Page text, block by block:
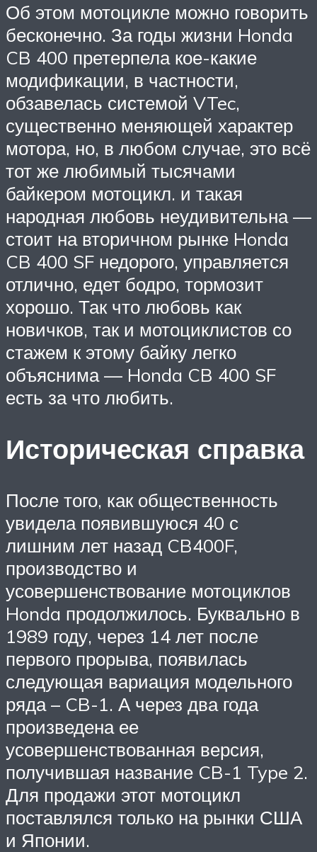
Об этом мотоцикле можно говорить
бесконечно. За годы жизни Honda
CB 400 претерпела кое-какие
модификации, в частности,
обзавелась системой VTec,
существенно меняющей характер
мотора, но, в любом случае, это всё
тот же любимый тысячами
байкером мотоцикл. и такая
народная любовь неудивительна —
стоит на вторичном рынке Honda
CB 400 SF недорого, управляется
отлично, едет бодро, тормозит
хорошо. Так что любовь как
новичков, так и мотоциклистов со
стажем к этому байку легко
объяснима — Honda CB 400 SF
есть за что любить.
Историческая справка
После того, как общественность
увидела появившуюся 40 с
лишним лет назад CB400F,
производство и
усовершенствование мотоциклов
Honda продолжилось. Буквально в
1989 году, через 14 лет после
первого прорыва, появилась
следующая вариация модельного
ряда – CB-1. А через два года
произведена ее
усовершенствованная версия,
получившая название CB-1 Type 2.
Для продажи этот мотоцикл
поставлялся только на рынки США
и Японии.